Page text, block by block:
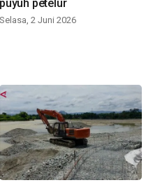
puyuh petelur
Selasa, 2 Juni 2026